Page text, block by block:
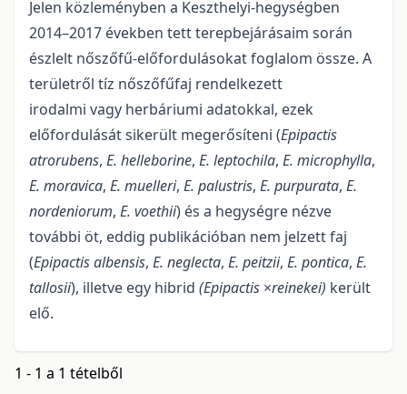
Jelen közleményben a Keszthelyi-hegységben
2014–2017 években tett terepbejárásaim során
észlelt nőszőfű-előfordulásokat foglalom össze. A
területről tíz nőszőfűfaj rendelkezett
irodalmi vagy herbáriumi adatokkal, ezek
előfordulását sikerült megerősíteni (Epipactis
atrorubens, E. helleborine, E. leptochila, E. microphylla,
E. moravica, E. muelleri, E. palustris, E. purpurata, E.
nordeniorum, E. voethii) és a hegységre nézve
további öt, eddig publikációban nem jelzett faj
(Epipactis albensis, E. neglecta, E. peitzii, E. pontica, E.
tallosii), illetve egy hibrid (Epipactis ×reinekei) került
elő.
1 - 1 a 1 tételből